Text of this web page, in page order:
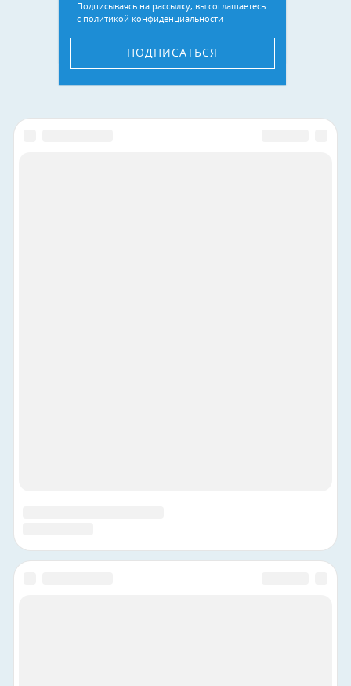
Подписываясь на рассылку, вы соглашаетесь
с политикой конфиденциальности
ПОДПИСАТЬСЯ